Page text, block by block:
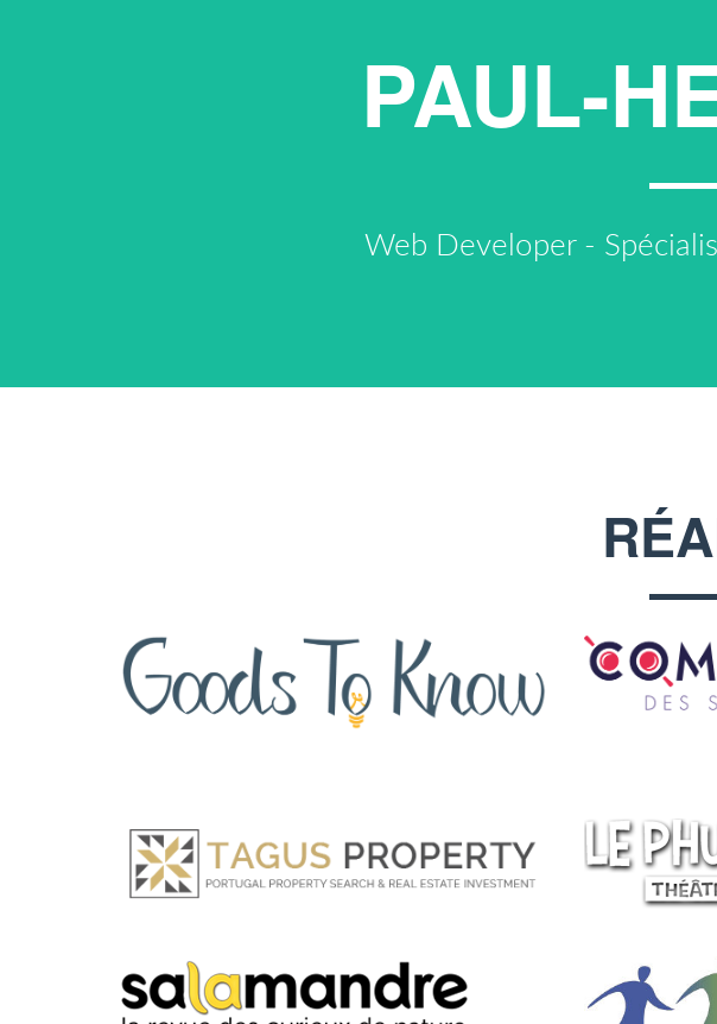
PAUL-
Web Developer -